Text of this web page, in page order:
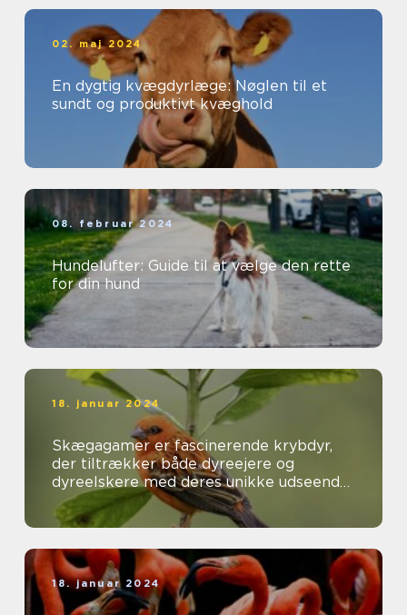
02. maj 2024
En dygtig kvægdyrlæge: Nøglen til et
sundt og produktivt kvæghold
08. februar 2024
Hundelufter: Guide til at vælge den rette
for din hund
18. januar 2024
Skægagamer er fascinerende krybdyr,
der tiltrækker både dyreejere og
dyreelskere med deres unikke udseende
og interessante adfærd
18. januar 2024